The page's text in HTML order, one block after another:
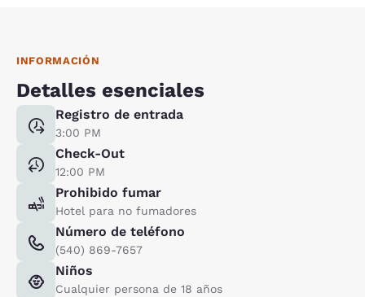
INFORMACIÓN
Detalles esenciales
Registro de entrada
3:00 PM
Check-Out
12:00 PM
Prohibido fumar
Hotel para no fumadores
Número de teléfono
(540) 869-7657
Niños
Cualquier persona de 18 años